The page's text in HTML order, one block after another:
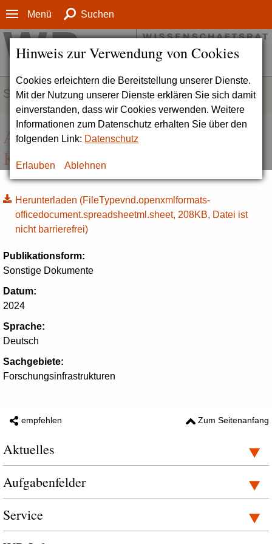
Hinweis zur Verwendung von Cookies
Cookies erleichtern die Bereitstellung unserer Dienste.
Mit der Nutzung unserer Dienste erklären Sie sich damit
einverstanden, dass wir Cookies verwenden. Weitere
Informationen zum Datenschutz erhalten Sie über den
folgenden Link: Datenschutz
Erlauben Ablehnen
Menü Suchen
SERVICE
Anlage A11: Risikoanalyse und
Konzept zum Umgang mit Risiken
Herunterladen (FileTypevnd.openxmlformats-
officedocument.spreadsheetml.sheet, 208KB, Datei ist
nicht barrierefrei)
Publikationsform:
Sonstige Dokumente
Datum:
2024
Sprache:
Deutsch
Sachgebiete:
Forschungsinfrastrukturen
empfehlen Zum Seitenanfang
Aktuelles
Aufgabenfelder
Service